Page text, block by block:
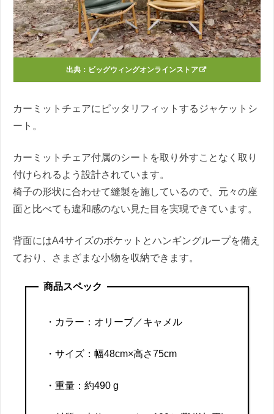
出典： ビッグウィングオンラインストア
カーミットチェアにピッタリフィットするジャケットシ
ート。
カーミットチェア付属のシートを取り外すことなく取り
付けられるよう設計されています。
椅子の形状に合わせて縫製を施しているので、元々の座
面と比べても違和感のない見た目を実現できています。
背面にはA4サイズのポケットとハンギングループを備え
ており、さまざまな小物を収納できます。
商品スペック
・ カラー：オリーブ／キャメル
・サイズ：幅48cm×高さ75cm
・重量：約490 g